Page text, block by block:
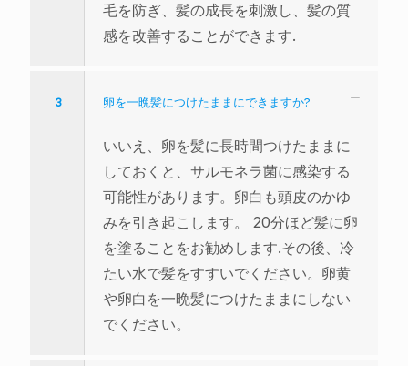
毛を防ぎ、髪の成長を刺激し、髪の質
感を改善することができます.
3 卵を一晩髪につけたままにできますか?
いいえ、卵を髪に長時間つけたままに
しておくと、サルモネラ菌に感染する
可能性があります。卵白も頭皮のかゆ
みを引き起こします。 20分ほど髪に卵
を塗ることをお勧めします.その後、冷
たい水で髪をすすいでください。卵黄
や卵白を一晩髪につけたままにしない
でください。